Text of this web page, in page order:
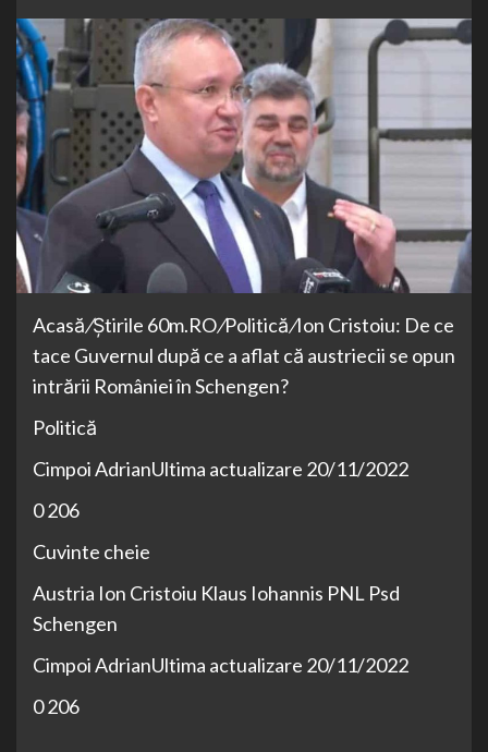
Acasă/Știrile 60m.RO/Politică/Ion Cristoiu: De ce
tace Guvernul după ce a aflat că austriecii se opun
intrării României în Schengen?
Politică
Cimpoi AdrianUltima actualizare 20/11/2022
0 206
Cuvinte cheie
Austria Ion Cristoiu Klaus Iohannis PNL Psd
Schengen
Cimpoi AdrianUltima actualizare 20/11/2022
0 206